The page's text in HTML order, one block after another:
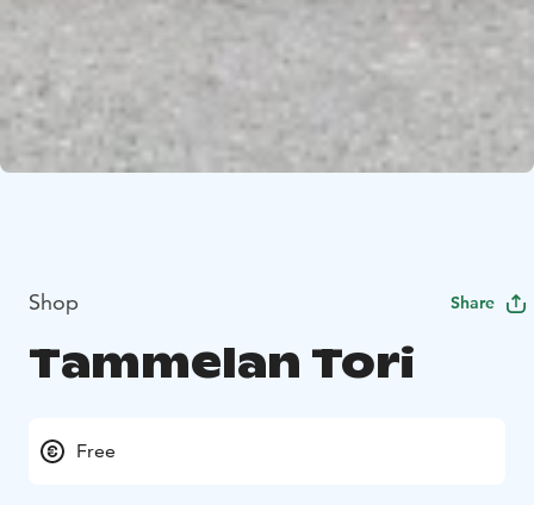
Shop Share
Tammelan Tori
Free